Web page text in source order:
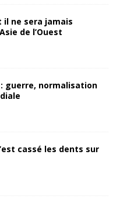
il ne sera jamais
de l’Ouest
guerre, normalisation
cassé les dents sur